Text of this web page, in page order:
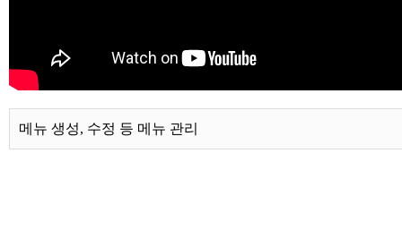
메뉴 생성, 수정 등 메뉴 관리